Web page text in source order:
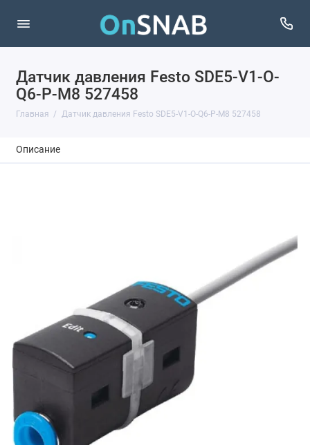
Датчик давления Festo SDE5-V1-O-
Q6-P-M8 527458
Главная Датчик давления Festo SDE5-V1-O-Q6-P-M8 527458
Описание